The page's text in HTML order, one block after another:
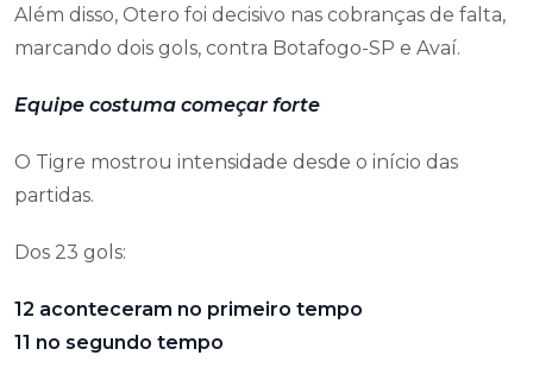
Além disso, Otero foi decisivo nas cobranças de falta,
marcando dois gols, contra Botafogo-SP e Avaí.
Equipe costuma começar forte
O Tigre mostrou intensidade desde o início das
partidas.
Dos 23 gols:
12 aconteceram no primeiro tempo
11 no segundo tempo